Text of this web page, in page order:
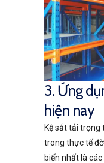
3. Ứng
hiện nay
Kệ sắt tải trọng
trong thực tế
biến nhất là